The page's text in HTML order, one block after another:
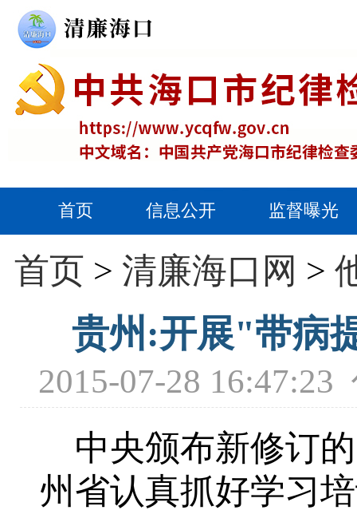
首页 信息公开 监督曝光
首页 > 清廉海口网 >
贵州:开展"带病
2015-07-28
中央颁布新修订
州省认真抓好学习